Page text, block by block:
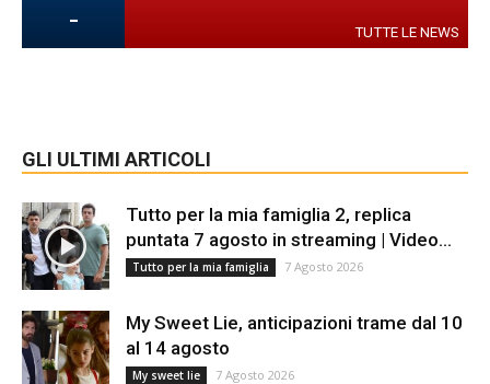
- TUTTE LE NEWS
GLI ULTIMI ARTICOLI
Tutto per la mia famiglia 2, replica
puntata 7 agosto in streaming | Video...
Tutto per la mia famiglia 7 Agosto 2026
My Sweet Lie, anticipazioni trame dal 10
al 14 agosto
My sweet lie 7 Agosto 2026